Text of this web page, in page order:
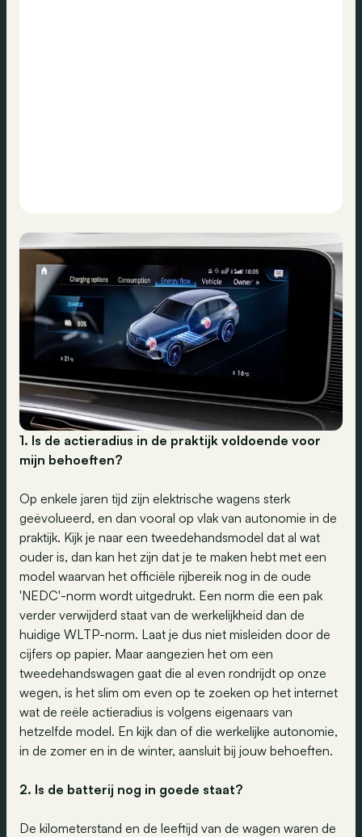
1. Is de actieradius in de praktijk voldoende voor
mijn behoeften?
Op enkele jaren tijd zijn elektrische wagens sterk
geëvolueerd, en dan vooral op vlak van autonomie in de
praktijk. Kijk je naar een tweedehandsmodel dat al wat
ouder is, dan kan het zijn dat je te maken hebt met een
model waarvan het officiële rijbereik nog in de oude
'NEDC'-norm wordt uitgedrukt. Een norm die een pak
verder verwijderd staat van de werkelijkheid dan de
huidige WLTP-norm. Laat je dus niet misleiden door de
cijfers op papier. Maar aangezien het om een
tweedehandswagen gaat die al even rondrijdt op onze
wegen, is het slim om even op te zoeken op het internet
wat de reële actieradius is volgens eigenaars van
hetzelfde model. En kijk dan of die werkelijke autonomie,
in de zomer en in de winter, aansluit bij jouw behoeften.
2. Is de batterij nog in goede staat?
De kilometerstand en de leeftijd van de wagen waren de